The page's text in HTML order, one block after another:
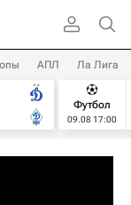
АПЛ Ла Лига
Футбол
09.08 17:00